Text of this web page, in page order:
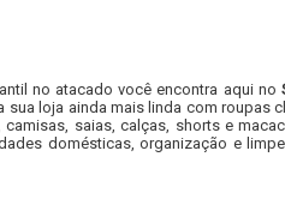
no atacado você encontra aqui no
loja ainda mais linda com roupas
saias, calças, shorts e
domésticas, organização e